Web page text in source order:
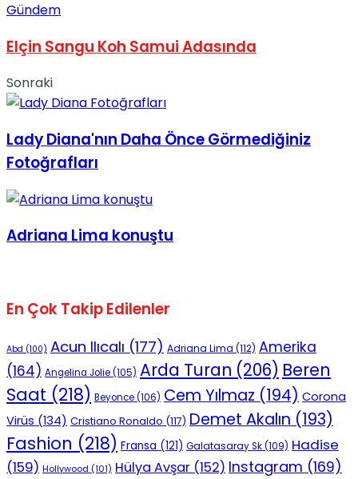
Gündem
Elçin Sangu Koh Samui Adasında
Sonraki
Lady Diana'nın Daha Önce Görmediğiniz
Fotoğrafları
Adriana Lima konuştu
En Çok Takip Edilenler
Abd (100) Acun Ilıcalı (177) Adriana Lima (112) Amerika
(164) Angelina Jolie(105) Arda Turan (206) Beren
Saat (218) Beyonce(106) Cem Yılmaz (194) Corona
Virüs (134) Cristiano Ronaldo (117) Demet Akalın (193)
Fashion (218) Fransa (121) Galatasaray Sk(109) Hadise
(159) Hollywood (101) Hülya Avşar (152) Instagram (169)